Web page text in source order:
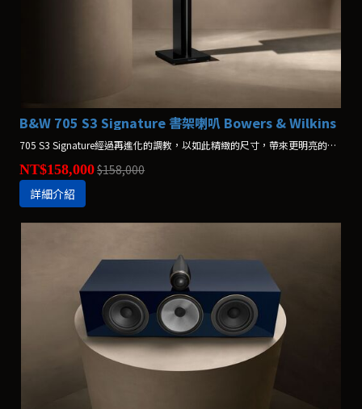
B&W 705 S3 Signature 書架喇叭 Bowers & Wilkins
705 S3 Signature經過再進化的調教，以如此精緻的尺寸，帶來更明亮的聲音。 *不含腳架，腳架另購$36,800
NT$158,000$158,000
詳細介紹